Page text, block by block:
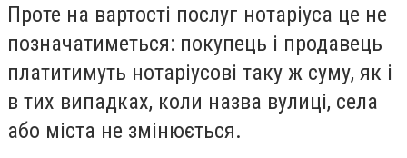
Проте на вартості послуг нотаріуса це не
позначатиметься: покупець і продавець
платитимуть нотаріусові таку ж суму, як і
в тих випадках, коли назва вулиці, села
або міста не змінюється.